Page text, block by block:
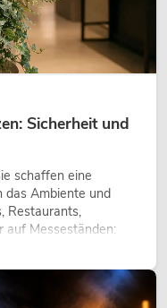
Sicherheit und
schaffen eine
das Ambiente und
Restaurants,
auf Messeständen:
längst zum